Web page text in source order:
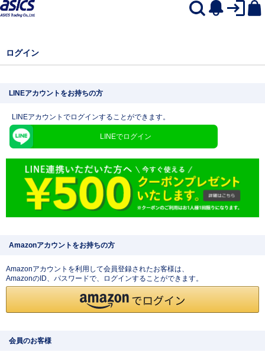
ログイン
LINEアカウントをお持ちの方
LINEアカウントでログインすることができます。
LINEでログイン
Amazonアカウントをお持ちの方
Amazonアカウントを利用して会員登録されたお客様は、
AmazonのID、パスワードで、ログインすることができます。
会員のお客様